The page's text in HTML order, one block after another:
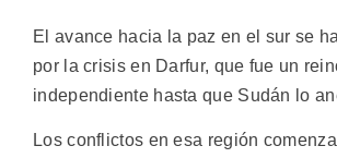
El avance hacia la paz en el sur se
por la crisis en Darfur, que fue un
independiente hasta que Sudán lo
Los conflictos en esa región